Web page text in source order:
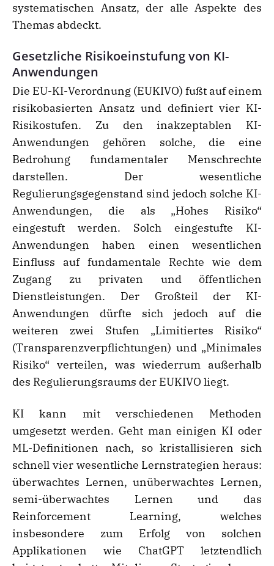
systematischen Ansatz, der alle Aspekte des
Themas abdeckt.
Gesetzliche Risikoeinstufung von KI-
Anwendungen
Die EU-KI-Verordnung (EUKIVO) fußt auf einem
risikobasierten Ansatz und definiert vier KI-
Risikostufen. Zu den inakzeptablen KI-
Anwendungen gehören solche, die eine
Bedrohung fundamentaler Menschrechte
darstellen. Der wesentliche
Regulierungsgegenstand sind jedoch solche KI-
Anwendungen, die als „Hohes Risiko“
eingestuft werden. Solch eingestufte KI-
Anwendungen haben einen wesentlichen
Einfluss auf fundamentale Rechte wie dem
Zugang zu privaten und öffentlichen
Dienstleistungen. Der Großteil der KI-
Anwendungen dürfte sich jedoch auf die
weiteren zwei Stufen „Limitiertes Risiko“
(Transparenzverpflichtungen) und „Minimales
Risiko“ verteilen, was wiederrum außerhalb
des Regulierungsraums der EUKIVO liegt.
KI kann mit verschiedenen Methoden
umgesetzt werden. Geht man einigen KI oder
ML-Definitionen nach, so kristallisieren sich
schnell vier wesentliche Lernstrategien heraus:
überwachtes Lernen, unüberwachtes Lernen,
semi-überwachtes Lernen und das
Reinforcement Learning, welches
insbesondere zum Erfolg von solchen
Applikationen wie ChatGPT letztendlich